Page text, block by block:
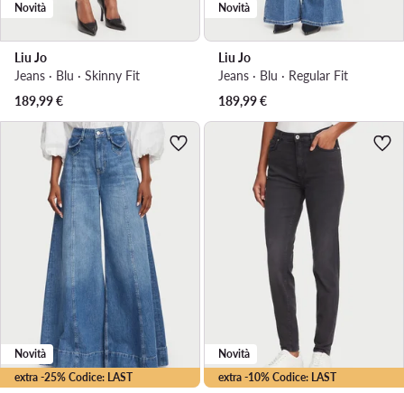
Novità
Liu Jo
Jeans · Blu · Skinny Fit
189,99€
Novità
Liu Jo
Jeans · Blu · Regular Fit
189,99€
extra -25% Codice: LAST
Novità
extra -10% Codice: LAST
Novità